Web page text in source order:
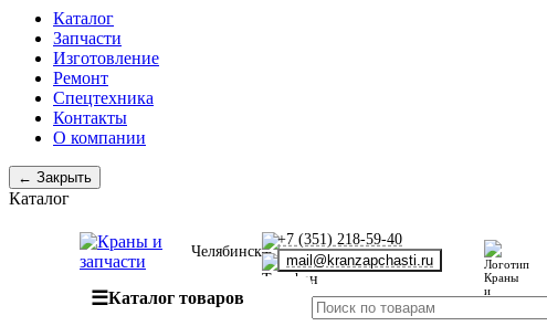
Каталог
Запчасти
Изготовление
Ремонт
Спецтехника
Контакты
О компании
← Закрыть
Каталог
Челябинск
+7 (351) 218-59-40
mail@kranzapchasti.ru
☰Каталог товаров